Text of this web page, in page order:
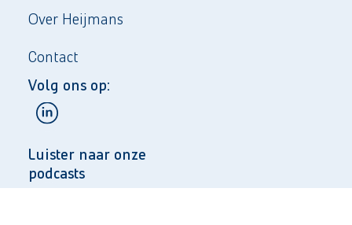
Over Heijmans
Contact
Volg ons op:
Luister naar onze
podcasts